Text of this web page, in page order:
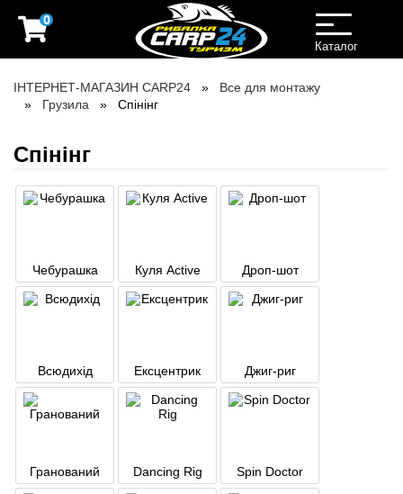
0
Toggle
navigation
Каталог
ІНТЕРНЕТ-МАГАЗИН CARP24
Все для монтажу
Грузила
Спінінг
Спінінг
Чебурашка Куля Active Дроп-шот
Всюдихід Ексцентрик Джиг-риг
Гранований Dancing Rig Spin Doctor